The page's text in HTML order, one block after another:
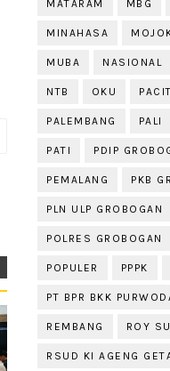
MATARAM MBG
MINAHASA
MUBA NASIONAL
NTB OKU
PALEMBANG PALI
PATI PDIP
PEMALANG PKB
PLN ULP GROBOGAN
POLRES GROBOGAN
POPULER PPPK
PT BPR BKK
REMBANG ROY
RSUD KI AGENG